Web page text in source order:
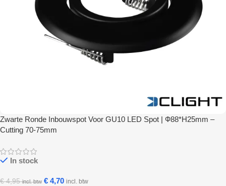
Zwarte Ronde Inbouwspot Voor GU10 LED Spot | Ф88*H25mm –
Cutting 70-75mm
In stock
€4,95 incl. btw € 4,70 incl. btw